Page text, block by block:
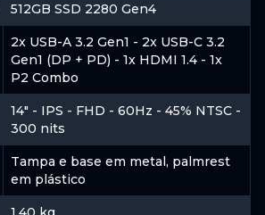
à vista
em 10x de R$ 604,90
ACESSAR
512GB SSD 2280 Gen4
2x USB-A 3.2 Gen1 - 2x USB-C 3.2
Gen1 (DP + PD) - 1x HDMI 1.4 - 1x
P2 Combo
14" - IPS - FHD - 60Hz - 45% NTSC -
300 nits
Tampa e base em metal, palmrest
em plástico